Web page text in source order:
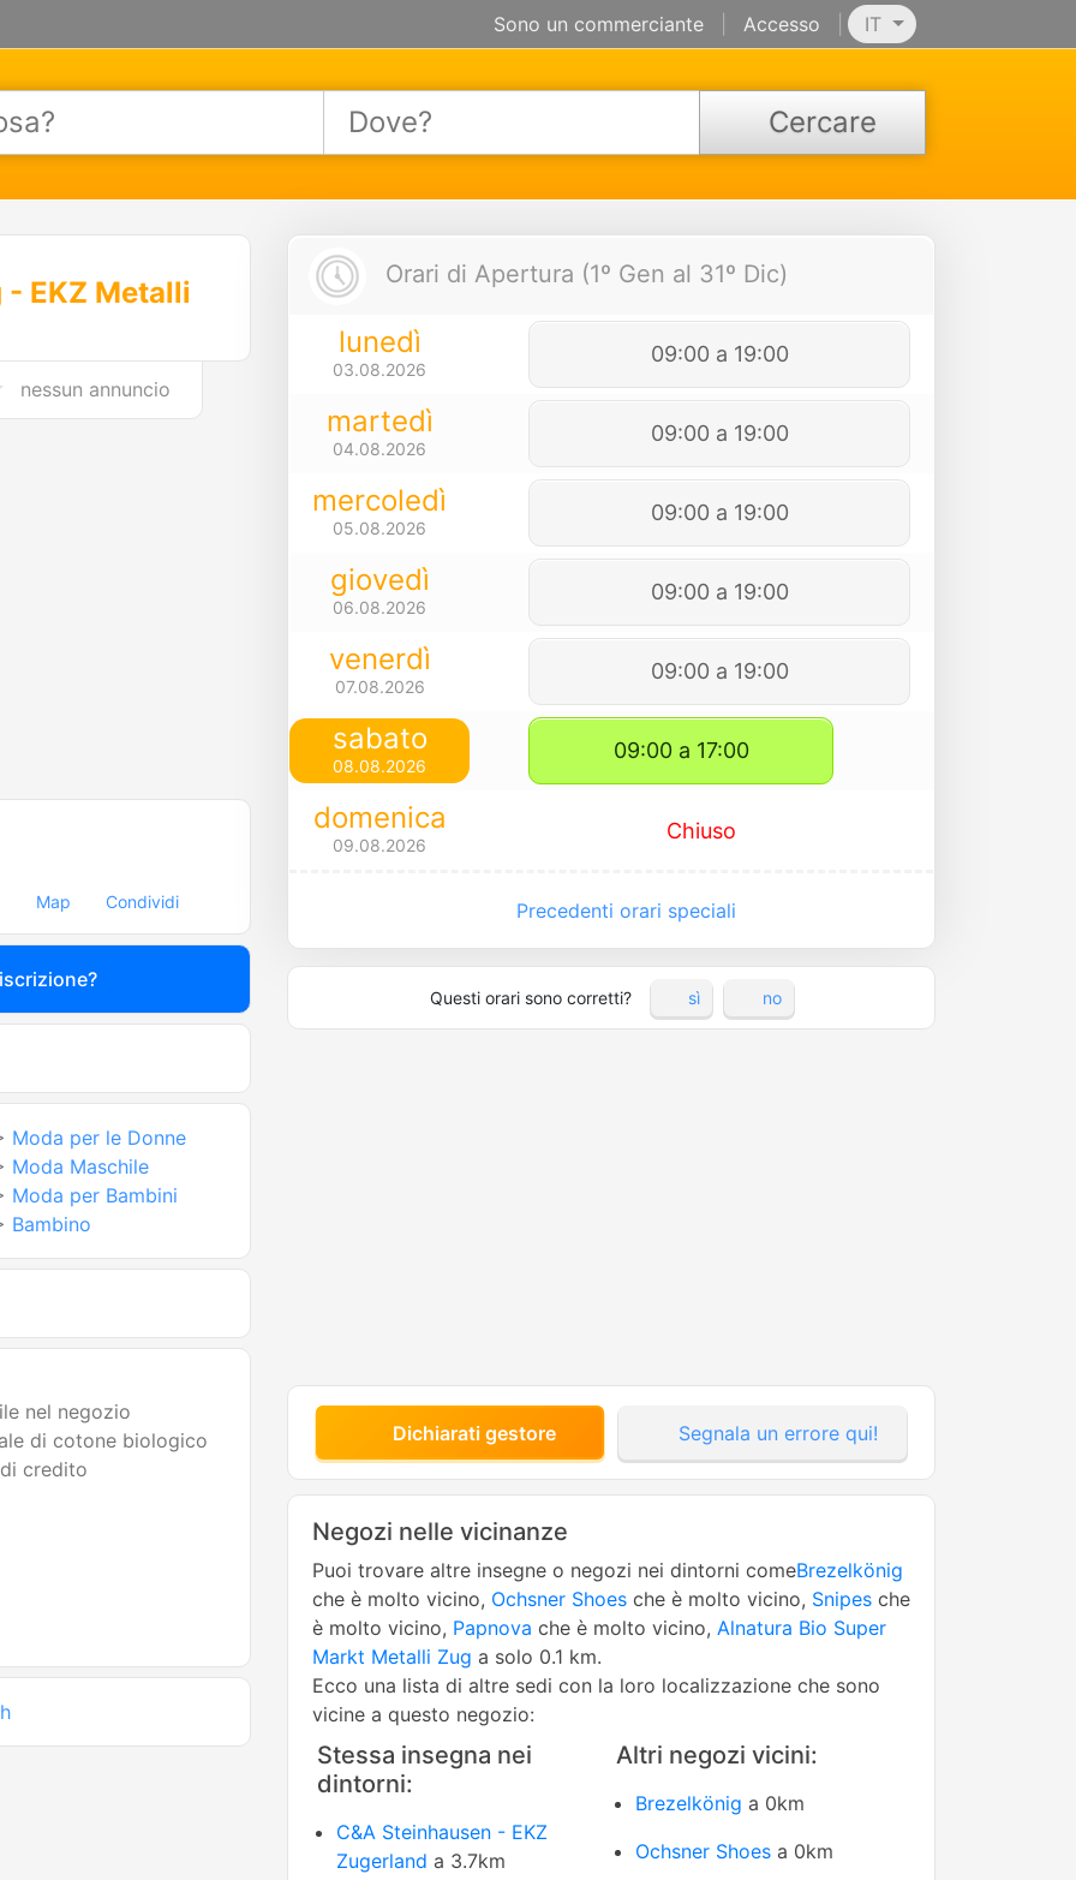
Sono un commerciante Accesso IT
Cercare
- EKZ Metalli
nessun annuncio
Map Condividi
Moda per le Donne
Moda Maschile
Moda per Bambini
Bambino
nel negozio
di cotone biologico
credito
Orari di Apertura (1º Gen al 31º Dic)
lunedì
03.08.2026
09:00 a 19:00
martedì
04.08.2026
09:00 a 19:00
mercoledì
05.08.2026
09:00 a 19:00
giovedì
06.08.2026
09:00 a 19:00
venerdì
07.08.2026
09:00 a 19:00
sabato
08.08.2026
09:00 a 17:00
domenica
09.08.2026
Chiuso
Precedenti orari speciali
Questi orari sono corretti? sì no
Dichiarati gestore Segnala un errore qui!
Negozi nelle vicinanze
Puoi trovare altre insegne o negozi nei dintorni comeBrezelkönig
che è molto vicino, Ochsner Shoes che è molto vicino, Snipes che
è molto vicino, Papnova che è molto vicino, Alnatura Bio Super
Markt Metalli Zug a solo 0.1 km.
Ecco una lista di altre sedi con la loro localizzazione che sono
vicine a questo negozio:
Stessa insegna nei
dintorni:
C&A Steinhausen - EKZ
Zugerland a 3.7km
Altri negozi vicini:
Brezelkönig a 0km
Ochsner Shoes a 0km